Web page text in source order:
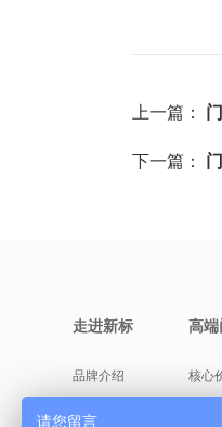
上一篇：
下一篇：
走进新标
品牌介绍
高端
核心
请您留言